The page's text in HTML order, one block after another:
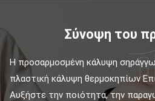
Σύνοψη του
Η προσαρμοσμένη κάλυψη
πλαστική κάλυψη θερμοκηπίων
Αυξήστε την ποιότητα, την